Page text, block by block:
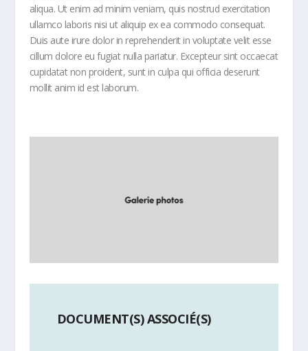
aliqua. Ut enim ad minim veniam, quis nostrud exercitation
ullamco laboris nisi ut aliquip ex ea commodo consequat.
Duis aute irure dolor in reprehenderit in voluptate velit esse
cillum dolore eu fugiat nulla pariatur. Excepteur sint occaecat
cupidatat non proident, sunt in culpa qui officia deserunt
mollit anim id est laborum.
DOCUMENT(S) ASSOCIÉ(S)